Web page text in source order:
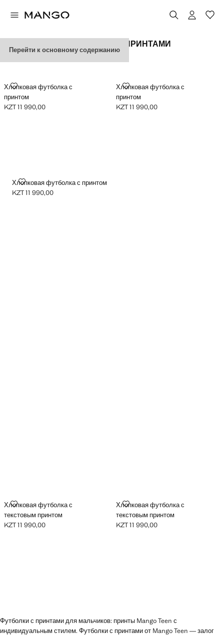
Перейти к основному содержанию
ФУТБОЛКИ С ГРАФИЧЕСКИМИ ПРИНТАМИ
Хлопковая футболка с
принтом
ХЛОПКОВАЯ ФУТБОЛКА С ПРИНТОМ
Текущая цена [KZT 11 990,00 ]
KZT 11 990,00
Хлопковая футболка с
принтом
ХЛОПКОВАЯ ФУТБОЛКА С
Текущая цена [KZT 11 990,00 ]
KZT 11 990,00
Хлопковая футболка с принтом
ХЛОПКОВАЯ ФУТБОЛКА С ПРИНТОМ
Текущая цена [KZT 11 990,00 ]
KZT 11 990,00
Хлопковая футболка с
текстовым принтом
ХЛОПКОВАЯ ФУТБОЛКА С ТЕКСТОВЫМ ПРИНТОМ
Текущая цена [KZT 11 990,00 ]
KZT 11 990,00
Хлопковая футболка с
текстовым принтом
ХЛОПКОВАЯ ФУТБОЛКА С
Текущая цена [KZT 11 990,00 ]
KZT 11 990,00
Футболки с принтами для мальчиков: принты Mango Teen с
индивидуальным стилем. Футболки с принтами от Mango Teen — залог